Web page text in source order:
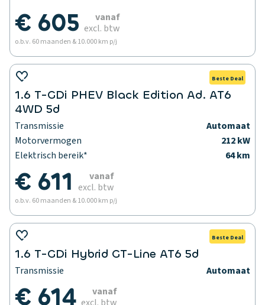
€ 605
vanaf
excl. btw
o.b.v. 60 maanden & 10.000 km p/j
Beste Deal
1.6 T-GDi PHEV Black Edition Ad. AT6
4WD 5d
Transmissie
Automaat
Motorvermogen
212 kW
Elektrisch bereik*
64 km
€ 611
vanaf
excl. btw
o.b.v. 60 maanden & 10.000 km p/j
Beste Deal
1.6 T-GDi Hybrid GT-Line AT6 5d
Transmissie Automaat
€ 614
vanaf